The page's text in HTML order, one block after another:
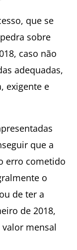
que se
sobre
caso não
adequadas,
exigente e
que a
erro cometido
o
de ter a
de 2018,
mensal